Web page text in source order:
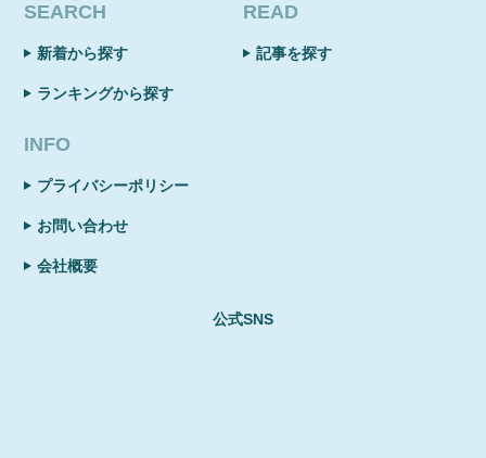
SEARCH
新着から探す
ランキングから探す
READ
記事を探す
INFO
プライバシーポリシー
お問い合わせ
会社概要
公式SNS